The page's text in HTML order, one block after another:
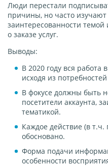
Люди перестали
причины, но часто
заинтересованности
о заказе услуг.
Выводы:
В 2020 году вся работа
исходя из
В фокусе должны быть
посетители аккаунта,
тематикой.
Каждое действие (в
обосновано.
Форма подачи
особенности